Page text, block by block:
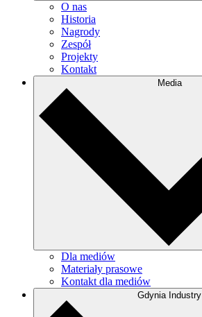
O nas
Historia
Nagrody
Zespół
Projekty
Kontakt
Media
Dla mediów
Materiały prasowe
Kontakt dla mediów
Gdynia Industry